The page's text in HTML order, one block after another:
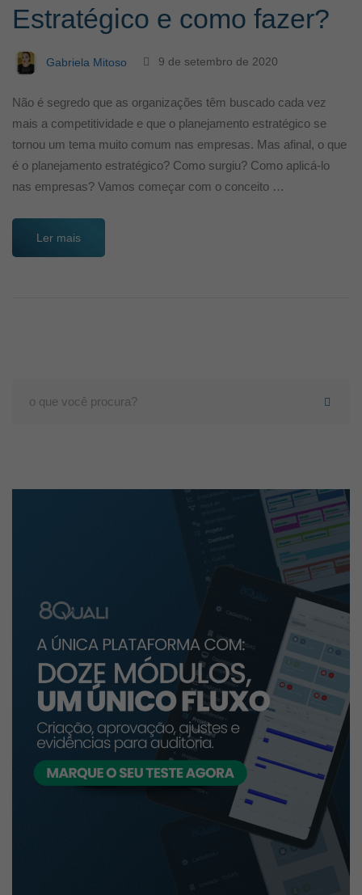
Estratégico e como fazer?
Gabriela Mitoso 9 de setembro de 2020
Não é segredo que as organizações têm buscado cada vez
mais a competitividade e que o planejamento estratégico se
tornou um tema muito comum nas empresas. Mas afinal, o que
é o planejamento estratégico? Como surgiu? Como aplicá-lo
nas empresas? Vamos começar com o conceito …
Ler mais